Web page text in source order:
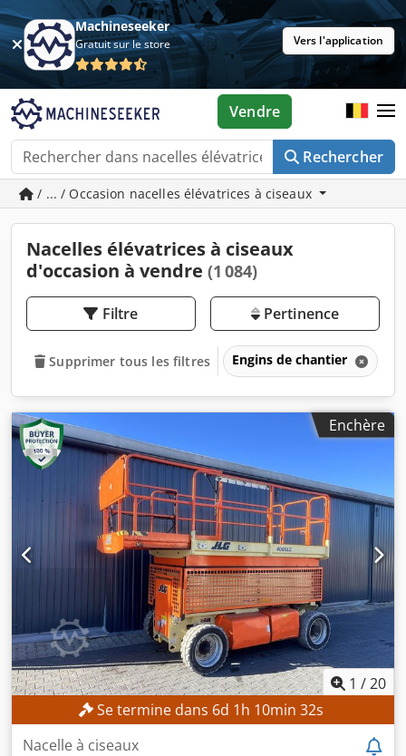
Machineseeker
Gratuit sur le store Vers l'application
Rechercher
Vendre
/ ... / Occasion nacelles élévatrices à ciseaux
Nacelles élévatrices à ciseaux
d'occasion à vendre (1 084)
Filtre Pertinence
Supprimer tous les filtres Engins de chantier
Enchère
1 /20
Se termine dans 6d 1h 10min 30s
Nacelle à ciseaux